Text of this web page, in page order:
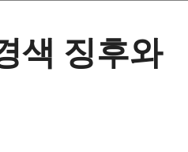
색 징후와